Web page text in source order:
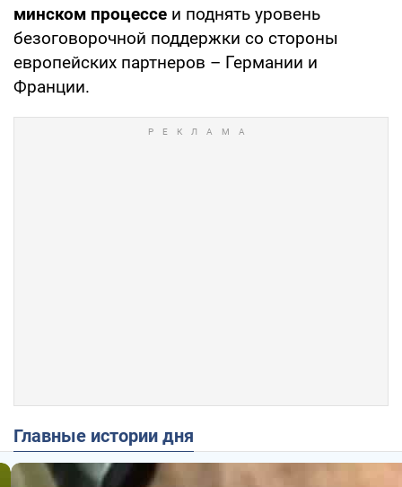
минском процессе и поднять уровень
безоговорочной поддержки со стороны
европейских партнеров – Германии и
Франции.
Главные истории дня